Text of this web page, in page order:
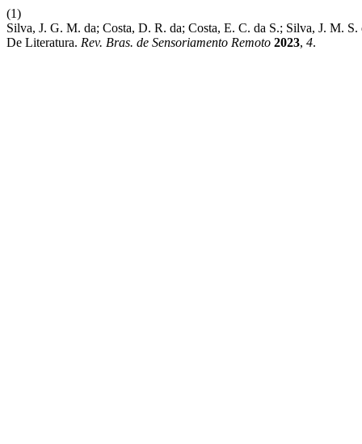
(1)
Silva, J. G. M. da; Costa, D. R. da; Costa, E. C. da S.; Silva, J. M.
De Literatura. Rev. Bras. de Sensoriamento Remoto 2023, 4.